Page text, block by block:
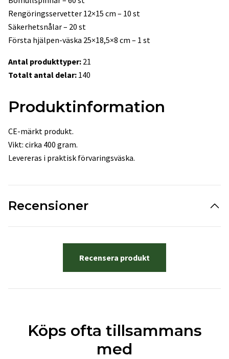
Rengöringsservetter 12×15 cm – 10 st
Säkerhetsnålar – 20 st
Första hjälpen-väska 25×18,5×8 cm – 1 st
Antal produkttyper: 21
Totalt antal delar: 140
Produktinformation
CE-märkt produkt.
Vikt: cirka 400 gram.
Levereras i praktisk förvaringsväska.
Recensioner
Recensera produkt
Köps ofta tillsammans
med